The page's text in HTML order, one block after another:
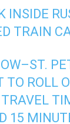
INSIDE
TRAIN
TO ROLL
15